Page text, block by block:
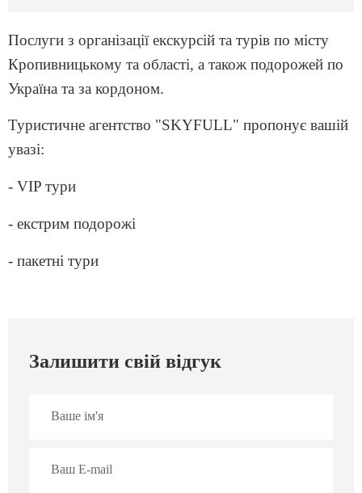
Послуги з організації екскурсій та турів по місту
Кропивницькому та області, а також подорожей по
Україна та за кордоном.
Туристичне агентство "SKYFULL" пропонує вашій
увазі:
- VIP тури
- екстрим подорожі
- пакетні тури
Залишити свій відгук